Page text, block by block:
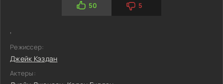
50 5
,
Режиссер:
Джейк Кэздан
Актеры: